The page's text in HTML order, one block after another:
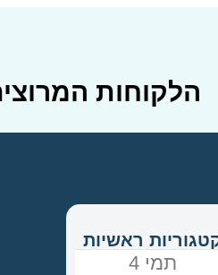
הלקוחות
ראשיות
תמי 4